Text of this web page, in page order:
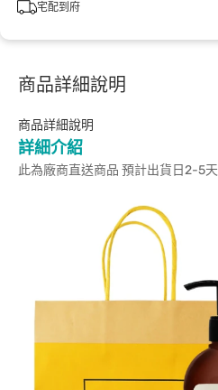
宅配到府
商品詳細說明
商品詳細說明
詳細介紹
此為廠商直送商品 預計出貨日2-5天